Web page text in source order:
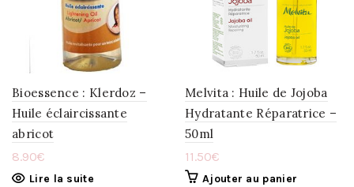
Bioessence : Klerdoz –
Huile éclaircissante
abricot
8.90€
Lire la suite
Melvita : Huile de Jojoba
Hydratante Réparatrice –
50ml
11.50€
Ajouter au panier